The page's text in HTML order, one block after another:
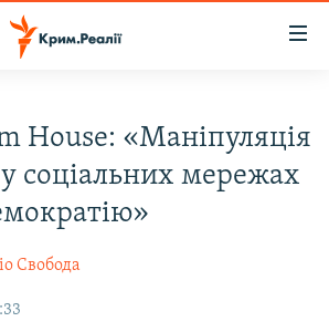
House: «Маніпуляція
соціальних мережах
Свобода